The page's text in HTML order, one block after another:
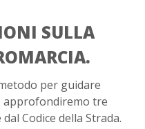
SULLA
per guidare
tre
Codice della Strada.